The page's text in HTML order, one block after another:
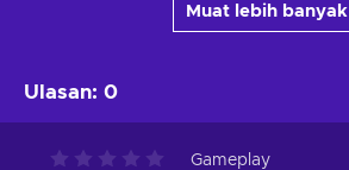
Muat lebih banyak
Ulasan: 0
Gameplay